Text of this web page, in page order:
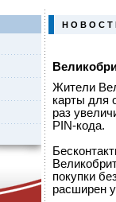
Н О В О С Т
Жители
карты для
раз
PIN-кода.
покупки
расширен